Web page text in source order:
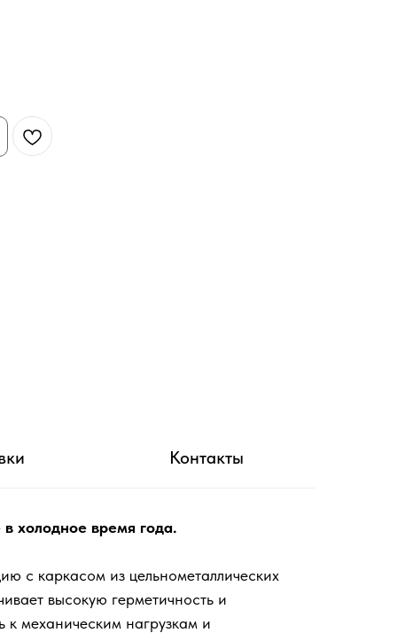
Контакты
холодное время года.
с каркасом из цельнометаллических
высокую герметичность и
к механическим нагрузкам и